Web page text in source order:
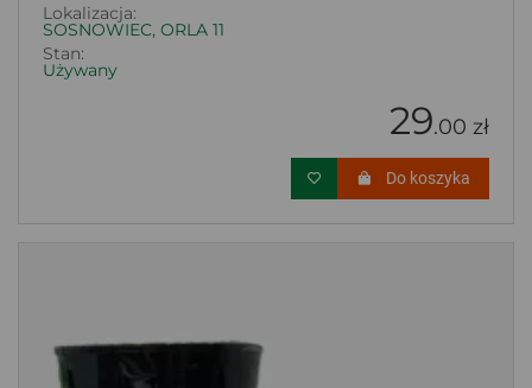
Lokalizacja:
SOSNOWIEC, ORLA 11
Stan:
Używany
29.00 zł
Do koszyka